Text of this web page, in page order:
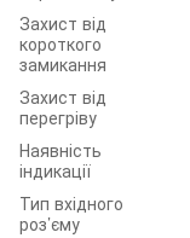
Захист від
короткого
замикання
Захист від
перегріву
Наявність
індикації
Тип вхідного
роз’єму